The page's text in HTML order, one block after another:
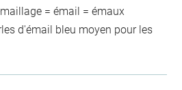
= émail = émaux
d'émail bleu moyen pour les